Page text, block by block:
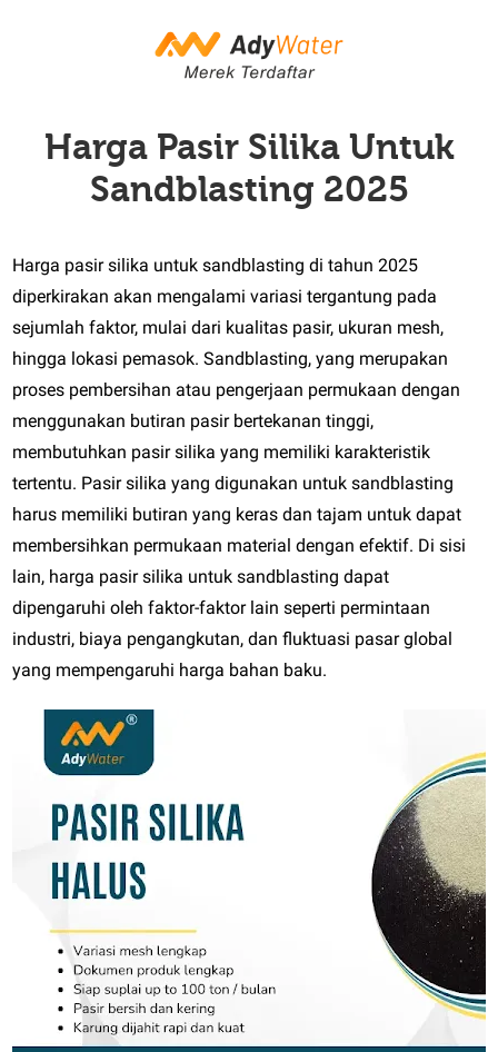
Harga Pasir Silika Untuk
Sandblasting 2025
Harga pasir silika untuk sandblasting di tahun 2025
diperkirakan akan mengalami variasi tergantung pada
sejumlah faktor, mulai dari kualitas pasir, ukuran mesh,
hingga lokasi pemasok. Sandblasting, yang merupakan
proses pembersihan atau pengerjaan permukaan dengan
menggunakan butiran pasir bertekanan tinggi,
membutuhkan pasir silika yang memiliki karakteristik
tertentu. Pasir silika yang digunakan untuk sandblasting
harus memiliki butiran yang keras dan tajam untuk dapat
membersihkan permukaan material dengan efektif. Di sisi
lain, harga pasir silika untuk sandblasting dapat
dipengaruhi oleh faktor-faktor lain seperti permintaan
industri, biaya pengangkutan, dan fluktuasi pasar global
yang mempengaruhi harga bahan baku.